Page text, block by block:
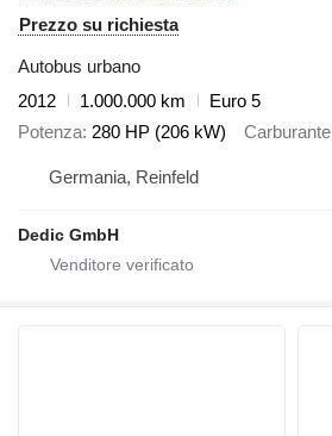
Prezzo su richiesta
Autobus urbano
2012
1.000.000 km
Euro 5
Potenza 280 HP (206 kW) Carburante
Germania, Reinfeld
Dedic GmbH